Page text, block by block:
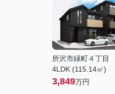
所沢市緑町４丁目
4LDK (115.14㎡)
3,849万円